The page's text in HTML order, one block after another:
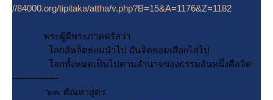
//84000.org/tipitaka/attha/v.php?B=15&A=1176&Z=1182
พระผู้มีพระภาคตรัสว่า
ลกอันจิตย่อมนำไป อันจิตย่อมเสือnไสไป
ลกทั้งหมดเป็นไปตามอำนาจของธรรมอันหนึ่งคือจิต
---------------
๖๓. ตัณหาสูตร